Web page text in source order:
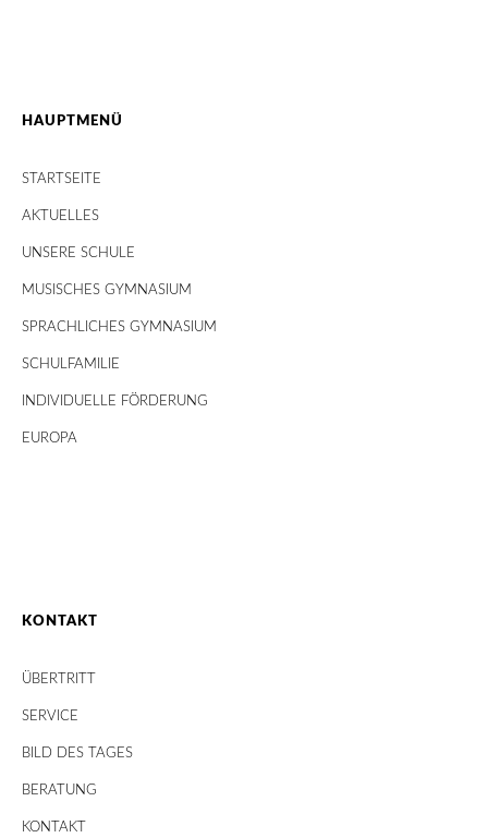
HAUPTMENÜ
STARTSEITE
AKTUELLES
UNSERE SCHULE
MUSISCHES GYMNASIUM
SPRACHLICHES GYMNASIUM
SCHULFAMILIE
INDIVIDUELLE FÖRDERUNG
EUROPA
KONTAKT
ÜBERTRITT
SERVICE
BILD DES TAGES
BERATUNG
KONTAKT